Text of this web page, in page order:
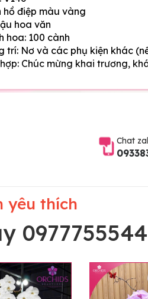
hồ điệp màu vàng
hoa văn
hoa: 100 cành
trí: Nơ và các phụ kiện khác
Chúc mừng khai trương,
Chat
yêu thích
0977755544